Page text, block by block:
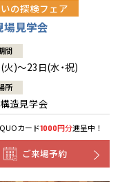
の探検フェア
場見学会
間
火)～23日(水・祝)
所
造見学会
カード1000円分進呈中！
ご来場予約